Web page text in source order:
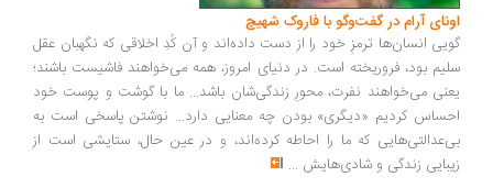
آرام در گفت‌وگو با فاروک شهیچ‭
انسان‌ها ترمزِ خود را از دست داده‌اند و آن کُدِ اخلاقی که نگهبان عقل
بود، فروریخته است. در دنیای امروز، همه می‌خواهند فاشیست باشند؛
می‌خواهند نفرت، محورِ زندگی‌شان باشد... ما با گوشت و پوست خود
کردیم «دیگری» بودن چه معنایی دارد... نوشتن پاسخی است به
که ما را احاطه کرده‌اند، و در عین حال، ستایشی است از
زندگی و شادی‌هایش...